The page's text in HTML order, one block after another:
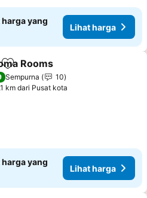
yang
Lihat harga
Tambahkan ke favorit
Rooms
Sempurna
10
km dari Pusat kota
yang
Lihat harga